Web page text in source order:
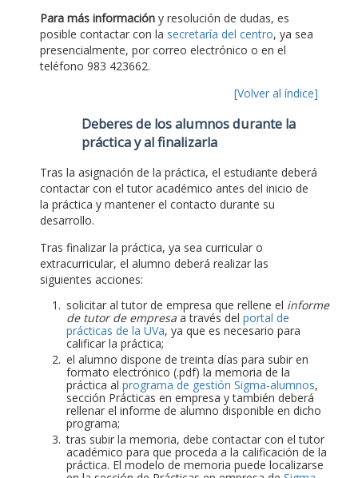
Para más información y resolución de dudas, es
posible contactar con la secretaría del centro, ya sea
presencialmente, por correo electrónico o en el
teléfono 983 423662.
[Volver al índice]
Deberes de los alumnos durante la
práctica y al finalizarla
Tras la asignación de la práctica, el estudiante deberá
contactar con el tutor académico antes del inicio de
la práctica y mantener el contacto durante su
desarrollo.
Tras finalizar la práctica, ya sea curricular o
extracurricular, el alumno deberá realizar las
siguientes acciones:
solicitar al tutor de empresa que rellene el informe
de tutor de empresa a través del portal de
prácticas de la UVa, ya que es necesario para
calificar la práctica;
el alumno dispone de treinta días para subir en
formato electrónico (.pdf) la memoria de la
práctica al programa de gestión Sigma-alumnos,
sección Prácticas en empresa y también deberá
rellenar el informe de alumno disponible en dicho
programa;
tras subir la memoria, debe contactar con el tutor
académico para que proceda a la calificación de la
práctica. El modelo de memoria puede localizarse